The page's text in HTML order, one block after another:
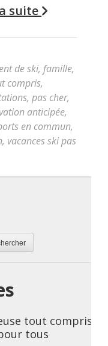
suite
de ski, famille,
compris,
, pas cher,
anticipée,
en commun,
, vacances ski pas
tout compris :
tous